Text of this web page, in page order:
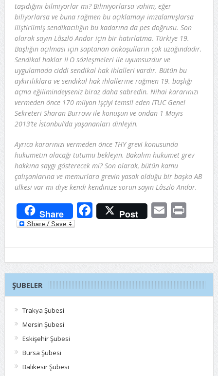
taşıdığını bilmiyorlar mı? Biliniyorlarsa vahim, eğer
biliyorlarsa ve buna rağmen bu açıklamayı imzalamışlarsa
iliştirilmiş sendikacılığın bu kadarına da pes doğrusu. Son
olarak sayın Lâszlö Andor için bir hatırlatma. Türkiye 19.
Başlığın açılması için saptanan önkoşulların çok uzağındadır.
Sendikal haklar ILO sözleşmeleri ile uyumsuzdur ve
uygulamada ciddi sendikal hak ihlalleri vardır. Bütün bu
aykırılıklara ve sendikal hak ihlallerine rağmen 19. başlığı
açma eğilimindeyseniz biraz daha sabredin. Nihai kararınızı
vermeden önce 170 milyon işçiyi temsil eden ITUC Genel
Sekreteri Sharan Burrovv ile konuşun ve ondan 1 Mayıs
2013’te İstanbul’da yaşananları dinleyin.
Ayrıca kararınızı vermeden önce THY grevi konusunda
hükümetin alacağı tutumu bekleyin. Bakalım hükümet grev
hakkına saygı gösterecek mi? Son olarak, bütün kamu
çalışanlarına ve memurlara grevin yasak olduğu bir başka AB
ülkesi var mı diye kendi kendinize sorun sayın Lâszlö Andor.
Share Facebook
Post Email
ŞUBELER
Trakya Şubesi
Mersin Şubesi
Eskişehir Şubesi
Bursa Şubesi
Balıkesir Şubesi